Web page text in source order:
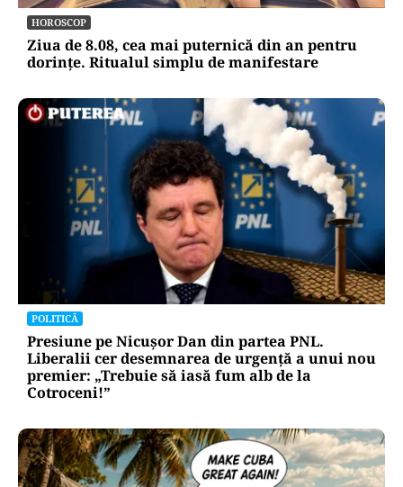
HOROSCOP
Ziua de 8.08, cea mai puternică din an pentru
dorințe. Ritualul simplu de manifestare
POLITICĂ
Presiune pe Nicușor Dan din partea PNL.
Liberalii cer desemnarea de urgență a unui nou
premier: „Trebuie să iasă fum alb de la
Cotroceni!”